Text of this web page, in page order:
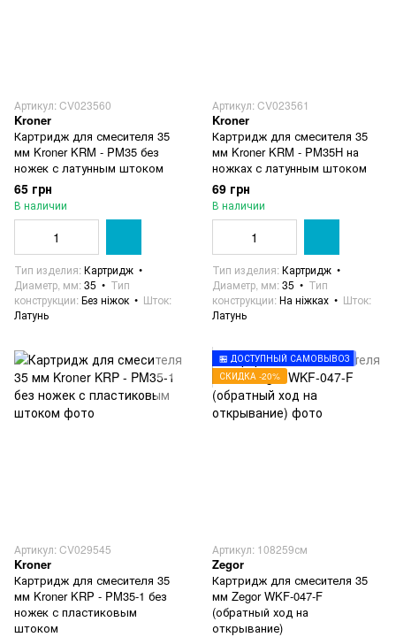
Артикул: CV023560
Kroner
Картридж для смесителя 35
мм Kroner KRM - PM35 без
ножек с латунным штоком
65 грн
В наличии
Тип изделия Картридж
Диаметр, мм 35
Тип
конструкции Без ніжок
Шток
Латунь
Артикул: CV023561
Kroner
Картридж для смесителя 35
мм Kroner KRM - PM35H на
ножках с латунным штоком
69 грн
В наличии
Тип изделия Картридж
Диаметр, мм 35
Тип
конструкции На ніжках
Шток
Латунь
Артикул: CV029545
Kroner
Картридж для смесителя 35
мм Kroner KRP - PM35-1 без
ножек с пластиковым
штоком
🏪 ДОСТУПНЫЙ САМОВЫВОЗ
СКИДКА -20%
Артикул: 108259см
Zegor
Картридж для смесителя 35
мм Zegor WKF-047-F
(обратный ход на
открывание)